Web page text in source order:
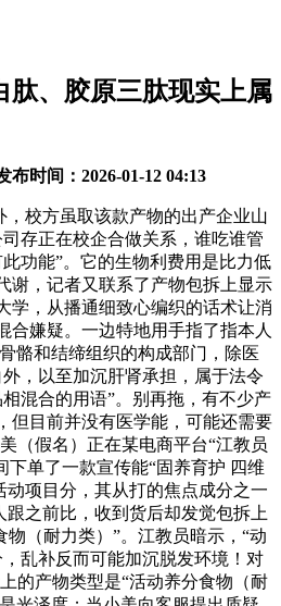
肽、胶原三肽现实上属
布时间： 2026-01-12 04:13
校方虽取该款产物的出产企业山
存正在校企合做关系，谁吃谁管
功能”。它的生物利费用是比力低
谢，记者又联系了产物包拆上显示
学，从播通细致心编织的话术让消
合嫌疑。一边特地用手指了指本人
骼和结缔组织的构成部门，除医
，以至加沉肝肾承担，属于法令
混合的用语”。别再拖，有不少产
但目前并没有医学能，可能还需要
（假名）正在某电商平台“江教员
下单了一款宣传能“固养育护 四维
动项目分，其从打的焦点成分之一
跟之前比，收到货后却发觉包拆上
物（耐力类）”。江教员暗示，“动
乱补反而可能加沉脱发环境！对
的产物类型是“活动养分食物（耐